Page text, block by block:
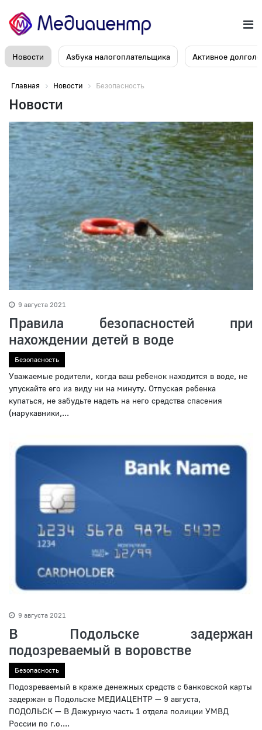
Новости Азбука налогоплательщика Активное
Главная Новости Безопасность
Новости
9 августа 2021
Правила безопасностей при
нахождении детей в воде
Безопасность
Уважаемые родители, когда ваш ребенок находится в воде, не
упускайте его из виду ни на минуту. Отпуская ребенка
купаться, не забудьте надеть на него средства спасения
(нарукавники,...
9 августа 2021
В Подольске задержан
подозреваемый в воровстве
Безопасность
Подозреваемый в краже денежных средств с банковской карты
задержан в Подольске МЕДИАЦЕНТР — 9 августа,
ПОДОЛЬСК — В Дежурную часть 1 отдела полиции УМВД
России по г.о....